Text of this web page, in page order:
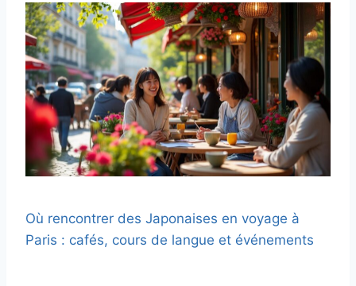
Où rencontrer des Japonaises en voyage à
Paris : cafés, cours de langue et événements